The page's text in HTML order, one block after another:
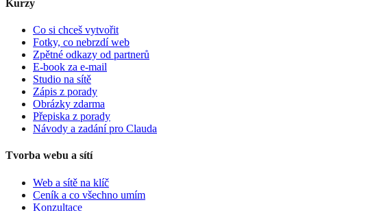
Kurzy
Co si chceš vytvořit
Fotky, co nebrzdí web
Zpětné odkazy od partnerů
E-book za e-mail
Studio na sítě
Zápis z porady
Obrázky zdarma
Přepiska z porady
Návody a zadání pro Clauda
Tvorba webu a sítí
Web a sítě na klíč
Ceník a co všechno umím
Konzultace